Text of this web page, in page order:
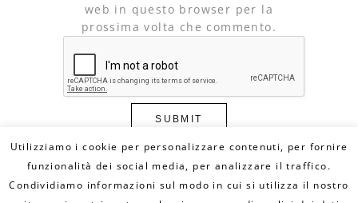
web in questo browser per la
prossima volta che commento.
© Copyright 2020 DILLO CON UN FUMETTO. All
Rights Reserved - MAIL:
Utilizziamo i cookie per personalizzare contenuti, per fornire
funzionalità dei social media, per analizzare il traffico.
Condividiamo informazioni sul modo in cui si utilizza il nostro